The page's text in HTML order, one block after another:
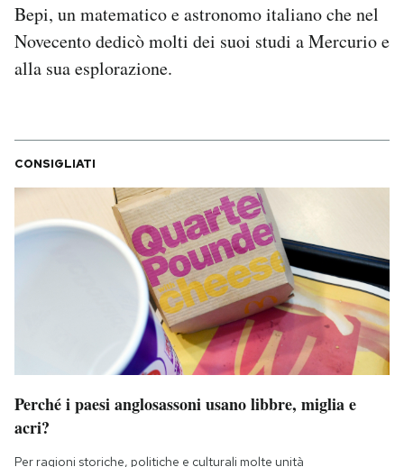
Bepi, un matematico e astronomo italiano che nel
Novecento dedicò molti dei suoi studi a Mercurio e
alla sua esplorazione.
CONSIGLIATI
Perché i paesi anglosassoni usano libbre, miglia e
acri?
Per ragioni storiche, politiche e culturali molte unità